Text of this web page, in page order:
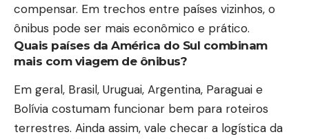
compensar. Em trechos entre países vizinhos, o
ônibus pode ser mais econômico e prático.
Quais países da América do Sul combinam
mais com viagem de ônibus?
Em geral, Brasil, Uruguai, Argentina, Paraguai e
Bolívia costumam funcionar bem para roteiros
terrestres. Ainda assim, vale checar a logística da